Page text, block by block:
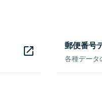
郵便番号
各種データ